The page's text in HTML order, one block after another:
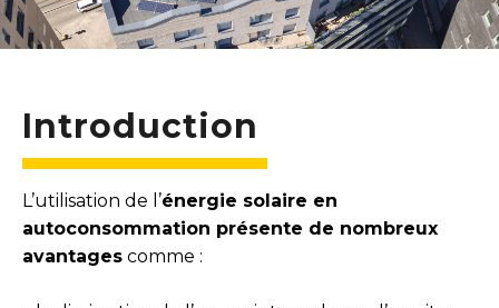
Introduction
L’utilisation de l’énergie solaire en
autoconsommation présente de nombreux
avantages comme :